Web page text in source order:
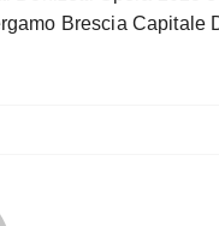
Brescia Capitale